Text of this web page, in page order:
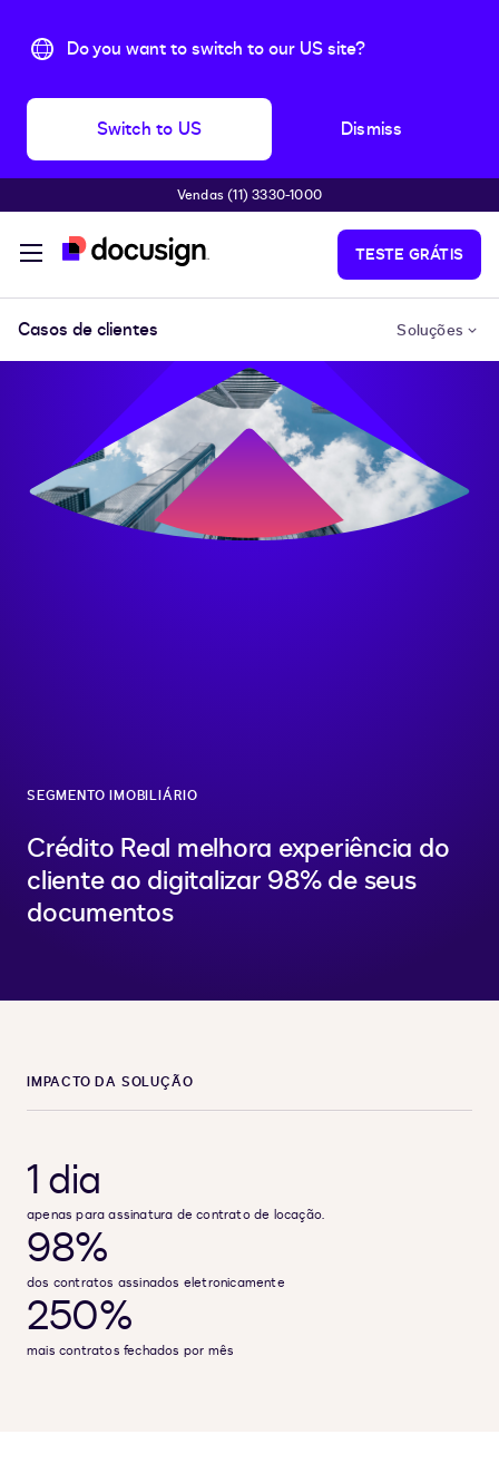
Do you want to switch to our US site?
Switch to US Dismiss
Pular para o conteúdo principal
Vendas (11) 3330-1000
TESTE GRÁTIS
Casos de clientes Soluções
SEGMENTO IMOBILIÁRIO
Crédito Real melhora experiência do
cliente ao digitalizar 98% de seus
documentos
IMPACTO DA SOLUÇÃO
1 dia
apenas para assinatura de contrato de locação.
98%
dos contratos assinados eletronicamente
250%
mais contratos fechados por mês